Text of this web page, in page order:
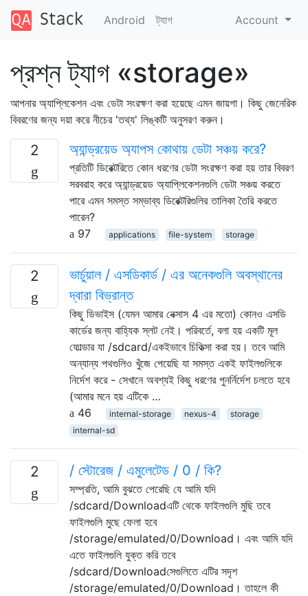
Android ট্যাগ Account
প্রশ্ন ট্যাগ «storage»
আপনার অ্যাপ্লিকেশন এবং ডেটা সংরক্ষণ করা হয়েছে এমন জায়গা। কিছু জেনেরিক
বিবরণের জন্য দয়া করে নীচের 'তথ্য' লিঙ্কটি অনুসরণ করুন।
2 অ্যান্ড্রয়েড অ্যাপস কোথায় ডেটা সঞ্চয় করে?
প্রতিটি ডিরেক্টরিতে কোন ধরণের ডেটা সংরক্ষণ করা হয় তার বিবরণ
সরবরাহ করে অ্যান্ড্রয়েড অ্যাপ্লিকেশনগুলি ডেটা সঞ্চয় করতে
পারে এমন সমস্ত সম্ভাব্য ডিরেক্টরিগুলির তালিকা তৈরি করতে
পারেন?
97
applications file-system storage
2
ভার্চুয়াল / এসডিকার্ড / এর অনেকগুলি অবস্থানের
দ্বারা বিভ্রান্ত
কিছু ডিভাইস (যেমন আমার নেক্সাস 4 এর মতো) কোনও এসডি
কার্ডের জন্য বাহ্যিক স্লট নেই। পরিবর্তে, বলা হয় একটি মূল
ফোল্ডার যা /sdcard/একইভাবে চিকিত্সা করা হয়। তবে আমি
অন্যান্য পথগুলিও খুঁজে পেয়েছি যা সমস্ত একই ফাইলগুলিকে
নির্দেশ করে - সেখানে অবশ্যই কিছু ধরণের পুনর্নির্দেশ চলতে হবে
(আমার মনে হয় এটিকে …
46
internal-storage nexus-4
storage
internal-sd
2 / স্টোরেজ / এমুলেটেড / 0 / কি?
সম্প্রতি, আমি বুঝতে পেরেছি যে আমি যদি
/sdcard/Downloadএটি থেকে ফাইলগুলি মুছি তবে
ফাইলগুলি মুছে ফেলা হবে
/storage/emulated/0/Download। এবং আমি যদি
এতে ফাইলগুলি যুক্ত করি তবে
/sdcard/Downloadসেগুলিতে এটির সদৃশ
/storage/emulated/0/Download। তাহলে কী